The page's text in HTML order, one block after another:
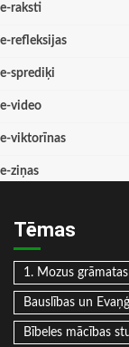
e-raksti
e-refleksijas
e-sprediķi
e-video
e-viktorīnas
e-ziņas
Tēmas
1. Mozus
Bauslības un
Bībeles mācības